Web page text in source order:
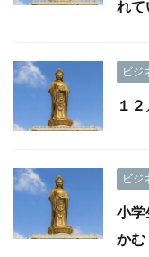
れて
ビジ
１
ビジ
小学
かむ